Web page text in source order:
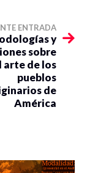
ENTRADA
y
sobre
arte de los
pueblos
de
América